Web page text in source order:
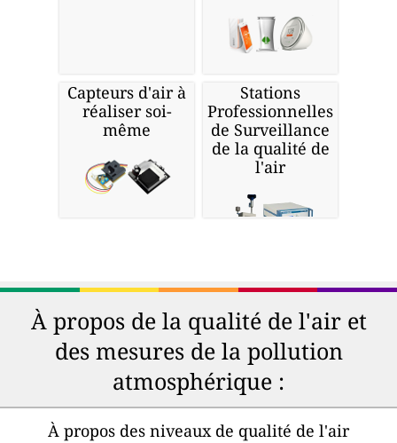
Capteurs d'air à
réaliser soi-
même
Stations
Professionnelles
de Surveillance
de la qualité de
l'air
À propos de la qualité de l'air et
des mesures de la pollution
atmosphérique :
À propos des niveaux de qualité de l'air